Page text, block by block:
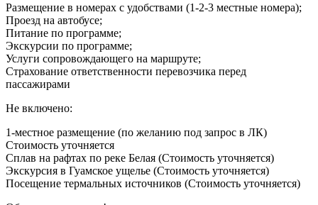
Размещение в номерах с удобствами (1-2-3 местные номера);
Проезд на автобусе;
Питание по программе;
Экскурсии по программе;
Услуги сопровождающего на маршруте;
Страхование ответственности перевозчика перед
пассажирами
Не включено:
1-местное размещение (по желанию под запрос в ЛК)
Стоимость уточняется
Сплав на рафтах по реке Белая (Стоимость уточняется)
Экскурсия в Гуамское ущелье (Стоимость уточняется)
Посещение термальных источников (Стоимость уточняется)